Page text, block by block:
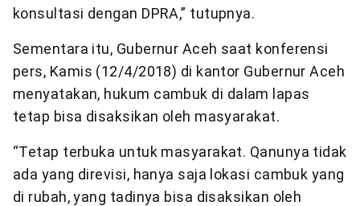
konsultasi dengan DPRA,” tutupnya.
Sementara itu, Gubernur Aceh saat konferensi
pers, Kamis (12/4/2018) di kantor Gubernur Aceh
menyatakan, hukum cambuk di dalam lapas
tetap bisa disaksikan oleh masyarakat.
“Tetap terbuka untuk masyarakat. Qanunya tidak
ada yang direvisi, hanya saja lokasi cambuk yang
di rubah, yang tadinya bisa disaksikan oleh